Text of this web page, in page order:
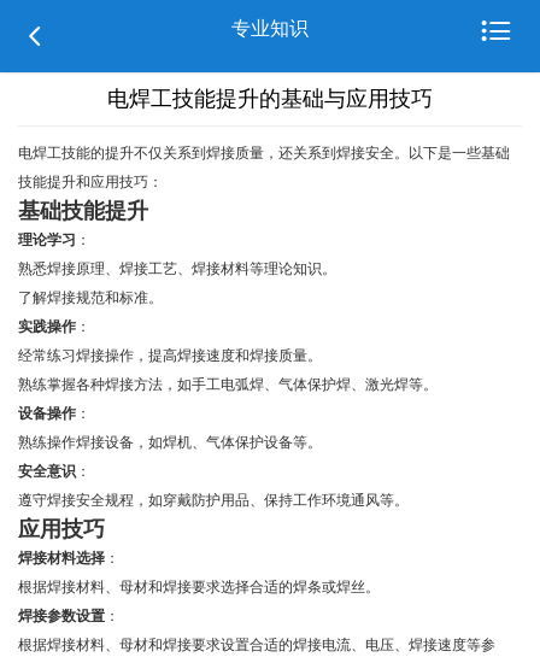
 专业知识 
电焊工技能提升的基础与应用技巧
电焊工技能的提升不仅关系到焊接质量，还关系到焊接安全。以下是一些基础
技能提升和应用技巧：
基础技能提升
理论学习 ：
熟悉焊接原理、焊接工艺、焊接材料等理论知识。
了解焊接规范和标准。
实践操作 ：
经常练习焊接操作，提高焊接速度和焊接质量。
熟练掌握各种焊接方法，如手工电弧焊、气体保护焊、激光焊等。
设备操作 ：
熟练操作焊接设备，如焊机、气体保护设备等。
安全意识 ：
遵守焊接安全规程，如穿戴防护用品、保持工作环境通风等。
应用技巧
焊接材料选择 ：
根据焊接材料、母材和焊接要求选择合适的焊条或焊丝。
焊接参数设置 ：
根据焊接材料、母材和焊接要求设置合适的焊接电流、电压、焊接速度等参